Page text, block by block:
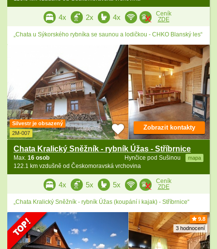
4x 2x 4x
Ceník
ZDE
„Chata u Sýkorského rybníka se saunou a lodičkou - CHKO Blanský les“
Silvestr je obsazený
2M-007
Chata Kralický Sněžník - rybník Úžas - Stříbrnice
Hynčice pod Sušinou mapa
Max. 16 osob
122.1 km vzdušně od Českomoravská vrchovina
Zobrazit kontakty
4x 5x 5x
Ceník
ZDE
„Chata Kralický Sněžník - rybník Úžas (koupání i kajak) - Stříbrnice“
9.8
3 hodnocení